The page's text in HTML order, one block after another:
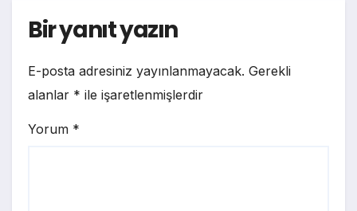
Bir yanıt yazın
E-posta adresiniz yayınlanmayacak. Gerekli
alanlar * ile işaretlenmişlerdir
Yorum *